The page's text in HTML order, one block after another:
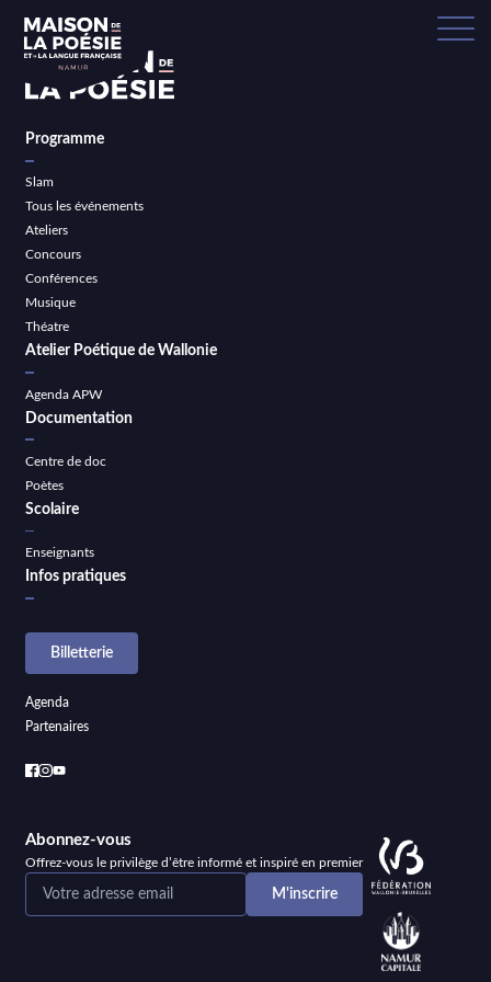
Programme
Slam
Tous les événements
Ateliers
Concours
Conférences
Musique
Théatre
Atelier Poétique de Wallonie
Agenda APW
Documentation
Centre de doc
Poètes
Scolaire
Enseignants
Infos pratiques
Billetterie
Agenda
Partenaires
Abonnez-vous
Offrez-vous le privilège d’être informé et inspiré en premier